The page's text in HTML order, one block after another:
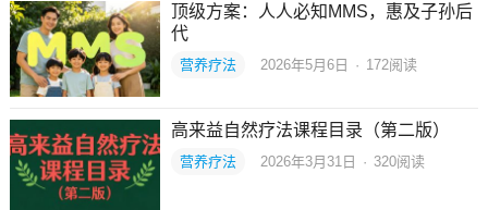
顶级方案：人人必知MMS，惠及子孙后
代
营养疗法 2026年5月6日 · 172阅读
高来益自然疗法课程目录（第二版）
营养疗法 2026年3月31日 · 320阅读